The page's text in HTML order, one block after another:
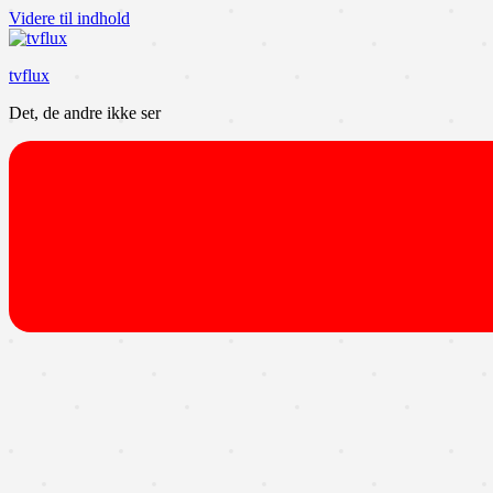
Videre til indhold
tvflux
Det, de andre ikke ser